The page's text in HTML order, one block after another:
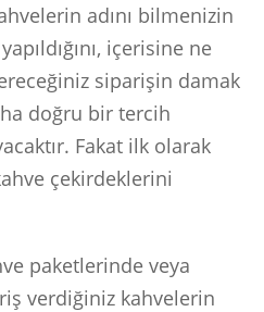
adını bilmenizin
içerisine ne
siparişin damak
doğru bir tercih
Fakat ilk olarak
çekirdeklerini
paketlerinde veya
verdiğiniz kahvelerin